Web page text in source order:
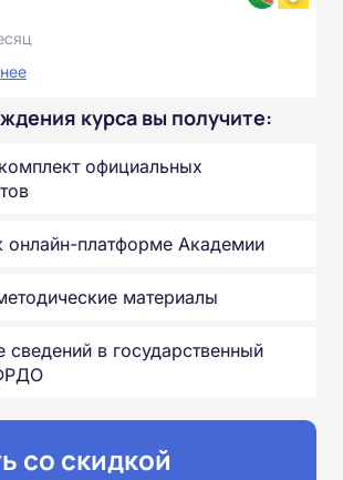
курса вы получите:
официальных
онлайн-платформе Академии
материалы
сведений в государственный
со скидкой